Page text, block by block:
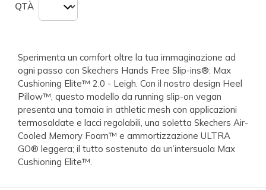
QTÀ
Sperimenta un comfort oltre la tua immaginazione ad
ogni passo con Skechers Hands Free Slip-ins®: Max
Cushioning Elite™ 2.0 - Leigh. Con il nostro design Heel
Pillow™, questo modello da running slip-on vegan
presenta una tomaia in athletic mesh con applicazioni
termosaldate e lacci regolabili, una soletta Skechers Air-
Cooled Memory Foam™ e ammortizzazione ULTRA
GO® leggera; il tutto sostenuto da un’intersuola Max
Cushioning Elite™.